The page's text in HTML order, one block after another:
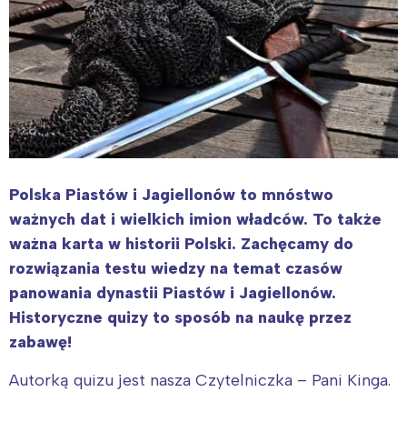
Polska Piastów i Jagiellonów to mnóstwo
ważnych dat i wielkich imion władców. To także
ważna karta w historii Polski. Zachęcamy do
rozwiązania testu wiedzy na temat czasów
panowania dynastii Piastów i Jagiellonów.
Historyczne quizy to sposób na naukę przez
zabawę!
Autorką quizu jest nasza Czytelniczka – Pani Kinga.